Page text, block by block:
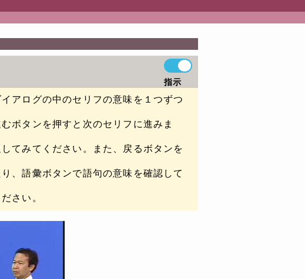
指示
アログの中のセリフの意味を１つずつ
ボタンを押すと次のセリフに進みま
てみてください。また、戻るボタンを
、語彙ボタンで語句の意味を確認して
さい。